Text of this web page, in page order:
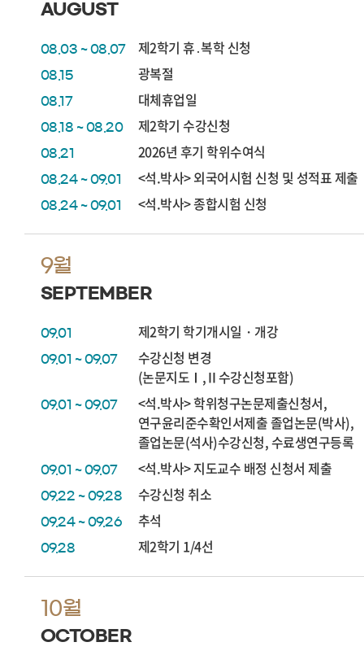
AUGUST
08.03 ~ 08.07 제2학기 휴․복학 신청
08.15 광복절
08.17 대체휴업일
08.18 ~ 08.20 제2학기 수강신청
08.21 2026년 후기 학위수여식
08.24 ~ 09.01 <석.박사> 외국어시험 신청 및 성적표 제출
08.24 ~ 09.01 <석.박사> 종합시험 신청
9월
SEPTEMBER
09.01 제2학기 학기개시일・개강
09.01 ~ 09.07
수강신청 변경
(논문지도Ⅰ,Ⅱ수강신청포함)
09.01 ~ 09.07
<석.박사> 학위청구논문제출신청서,
연구윤리준수확인서제출 졸업논문(박사),
졸업논문(석사)수강신청, 수료생연구등록
09.01 ~ 09.07 <석.박사> 지도교수 배정 신청서 제출
09.22 ~ 09.28 수강신청 취소
09.24 ~ 09.26 추석
09.28 제2학기 1/4선
10월
OCTOBER